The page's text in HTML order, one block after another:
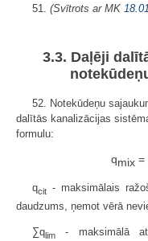
51. (Svītrots ar MK
3.3. Daļēji
52. Notekūdeņu
dalītās kanalizācijas
formulu:
qmix =
qcit - maksimālais
daudzums, ņemot vērā
∑qlim
- maksimālā